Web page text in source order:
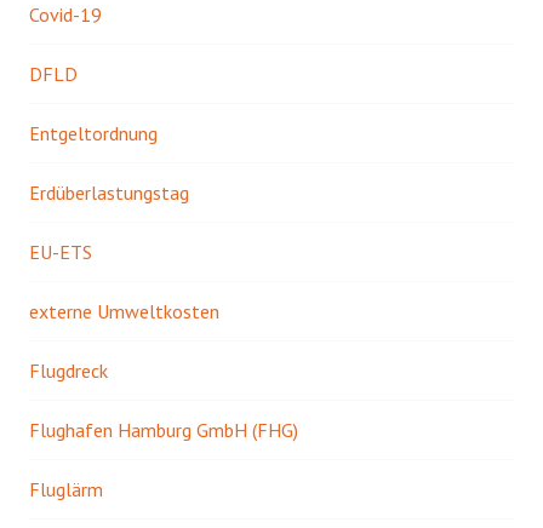
Covid-19
DFLD
Entgeltordnung
Erdüberlastungstag
EU-ETS
externe Umweltkosten
Flugdreck
Flughafen Hamburg GmbH (FHG)
Fluglärm